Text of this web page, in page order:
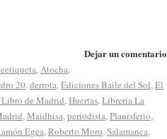
Dejar un comentario
, Atocha,
20, derrota, Ediciones Baile del Sol, El
de Madrid, Huertas, Librería La
, Maidhisa, periodista, Planisferio,
Egea, Roberto Moro, Salamanca,